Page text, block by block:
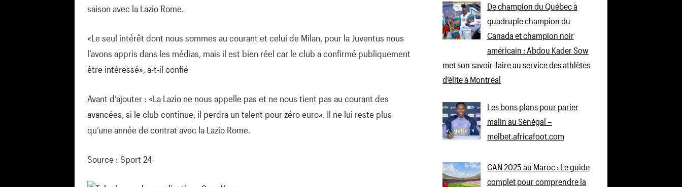
saison avec la Lazio Rome.
«Le seul intérêt dont nous sommes au courant et celui de Milan, pour la Juventus nous
l’avons appris dans les médias, mais il est bien réel car le club a confirmé publiquement
être intéressé», a-t-il confié
Avant d’ajouter : «La Lazio ne nous appelle pas et ne nous tient pas au courant des
avancées, si le club continue, il perdra un talent pour zéro euro». Il ne lui reste plus
qu’une année de contrat avec la Lazio Rome.
Source : Sport 24
De champion du Québec à
quadruple champion du
Canada et champion noir
américain : Abdou Kader Sow
met son savoir-faire au service des athlètes
d’élite à Montréal
Les bons plans pour parier
malin au Sénégal –
melbet.africafoot.com
CAN 2025 au Maroc : Le guide
complet pour comprendre la